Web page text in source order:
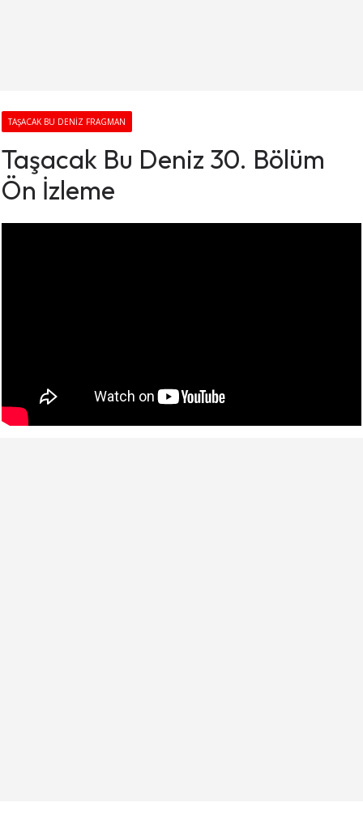
TAŞACAK BU DENIZ FRAGMAN
Taşacak Bu Deniz 30. Bölüm
Ön İzleme